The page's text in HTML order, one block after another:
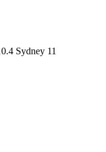
Sydney 11